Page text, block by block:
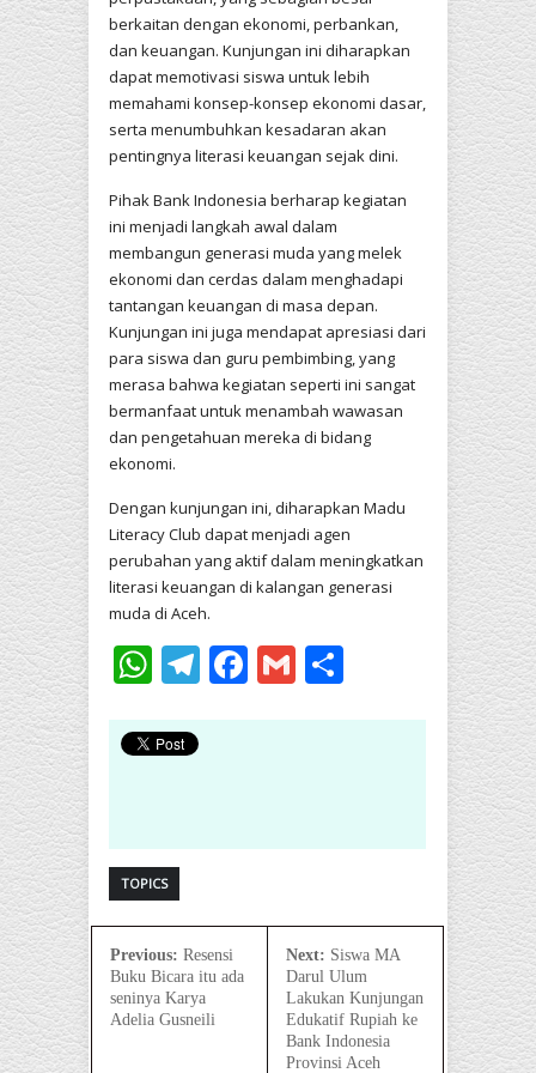
berkaitan dengan ekonomi, perbankan,
dan keuangan. Kunjungan ini diharapkan
dapat memotivasi siswa untuk lebih
memahami konsep-konsep ekonomi dasar,
serta menumbuhkan kesadaran akan
pentingnya literasi keuangan sejak dini.
Pihak Bank Indonesia berharap kegiatan
ini menjadi langkah awal dalam
membangun generasi muda yang melek
ekonomi dan cerdas dalam menghadapi
tantangan keuangan di masa depan.
Kunjungan ini juga mendapat apresiasi dari
para siswa dan guru pembimbing, yang
merasa bahwa kegiatan seperti ini sangat
bermanfaat untuk menambah wawasan
dan pengetahuan mereka di bidang
ekonomi.
Dengan kunjungan ini, diharapkan Madu
Literacy Club dapat menjadi agen
perubahan yang aktif dalam meningkatkan
literasi keuangan di kalangan generasi
muda di Aceh.
WhatsApp
Telegram
Facebook
Gmail
TOPICS
Previous: Resensi
Buku Bicara itu ada
seninya Karya
Adelia Gusneili
Next: Siswa MA
Darul Ulum
Lakukan Kunjungan
Edukatif Rupiah ke
Bank Indonesia
Provinsi Aceh